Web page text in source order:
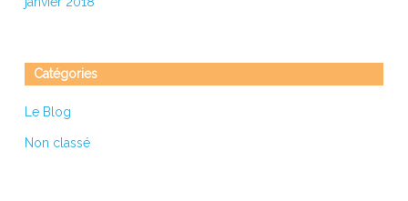
Catégories
Le Blog
Non classé